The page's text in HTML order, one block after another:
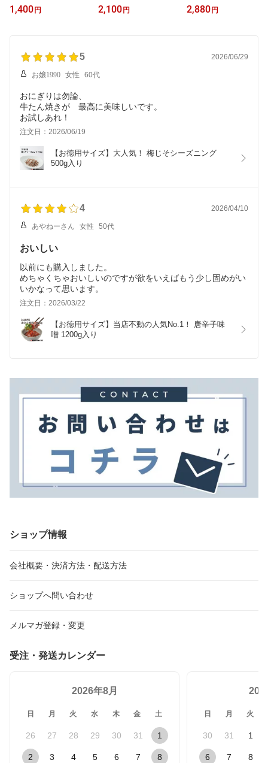
ル便送料・消費税込みで
1,400円！※日時指定の
合は送料＋代引き手数料
1,400 円
ル便送料・消費税込みで
2,100円！ ※日時指定の
2,100 円
500g入り
2,880 円
5 2026/06/29
お嬢1990 女性 60代
おにぎりは勿論、
牛たん焼きが 最高に美味しいです。
お試しあれ！
注文日：2026/06/19
【お徳用サイズ】大人気！ 梅じそシーズニング
4 2026/04/10
あやねーさん 女性 50代
おいしい
以前にも購入しました。
めちゃくちゃおいしいのですが欲をいえばもう少し固めがい
いかなって思います。
注文日：2026/03/22
【お徳用サイズ】当店不動の人気No.1！ 唐辛子味
ショップ情報
会社概要・決済方法・配送方法
ショップへ問い合わせ
メルマガ登録・変更
受注・発送カレンダー
2026年8月
日 月 火 水 木 金 土
26 27 28 29 30 31 1
2 3 4 5 6 7 8
日 月 火
30 31 1
6 7 8